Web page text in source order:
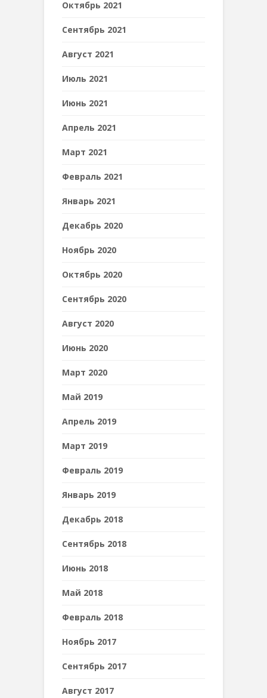
Октябрь 2021
Сентябрь 2021
Август 2021
Июль 2021
Июнь 2021
Апрель 2021
Март 2021
Февраль 2021
Январь 2021
Декабрь 2020
Ноябрь 2020
Октябрь 2020
Сентябрь 2020
Август 2020
Июнь 2020
Март 2020
Май 2019
Апрель 2019
Март 2019
Февраль 2019
Январь 2019
Декабрь 2018
Сентябрь 2018
Июнь 2018
Май 2018
Февраль 2018
Ноябрь 2017
Сентябрь 2017
Август 2017